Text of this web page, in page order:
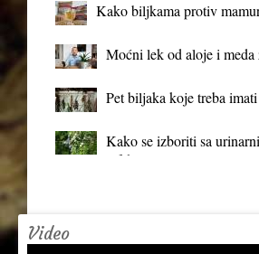
Kako biljkama protiv
Moćni lek od aloje i meda
Pet biljaka koje treba
Kako se izboriti sa
infekcijama?
Video